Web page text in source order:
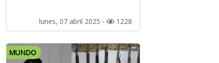
lunes, 07 abril 2025 - 1228
MUNDO